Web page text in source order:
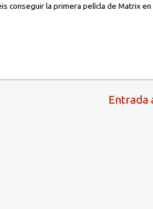
conseguir la primera pelícla de Matrix en
Entrada